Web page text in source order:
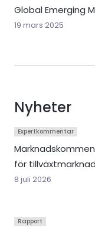
Global Emerging
19 mars 2025
Nyheter
Expertkommentar
för
8 juli 2026
Rapport